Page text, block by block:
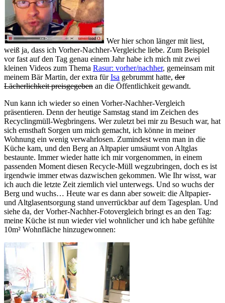
Wer hier schon länger mit liest,
weiß ja, dass ich Vorher-Nachher-Vergleiche liebe. Zum Beispiel
vor fast auf den Tag genau einem Jahr habe ich mich mit zwei
kleinen Videos zum Thema Rasur: vorher/nachher, gemeinsam mit
meinem Bär Martin, der extra fürIsa gebrummt hatte, der
Lächerlichkeit preisgegeben an die Öffentlichkeit gewandt.
Nun kann ich wieder so einen Vorher-Nachher-Vergleich
präsentieren. Denn der heutige Samstag stand im Zeichen des
Recyclingmüll-Wegbringens. Wer zuletzt bei mir zu Besuch war, hat
sich ernsthaft Sorgen um mich gemacht, ich könne in meiner
Wohnung ein wenig verwahrlosen. Zumindest wenn man in die
Küche kam, und den Berg an Altpapier umsäumt von Altglas
bestaunte. Immer wieder hatte ich mir vorgenommen, in einem
passenden Moment diesen Recycle-Müll wegzubringen, doch es ist
irgendwie immer etwas dazwischen gekommen. Wie Ihr wisst, war
ich auch die letzte Zeit ziemlich viel unterwegs. Und so wuchs der
Berg und wuchs… Heute war es dann aber soweit: die Altpapier-
und Altglasentsorgung stand unverrückbar auf dem Tagesplan. Und
siehe da, der Vorher-Nachher-Fotovergleich bringt es an den Tag:
meine Küche ist nun wieder viel wohnlicher und ich habe gefühlte
10m² Wohnfläche hinzugewonnen: